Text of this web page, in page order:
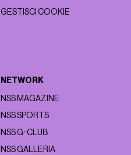
GESTISCI COOKIE
NETWORK
NSS MAGAZINE
NSS SPORTS
NSS G-CLUB
NSS GALLERIA